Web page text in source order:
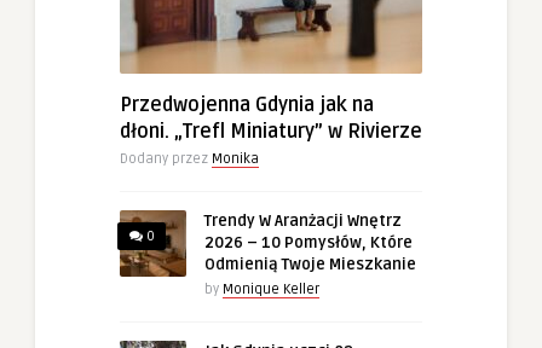
Przedwojenna Gdynia jak na
dłoni. „Trefl Miniatury” w Rivierze
Dodany przez Monika
0
Trendy W Aranżacji Wnętrz
2026 – 10 Pomysłów, Które
Odmienią Twoje Mieszkanie
by Monique Keller